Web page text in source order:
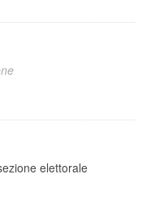
elettorale